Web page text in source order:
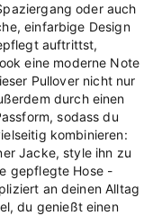
oder auch
einfarbige Design
auftrittst,
eine moderne Note
Pullover nicht nur
durch einen
sodass du
kombinieren:
Jacke, style ihn zu
gepflegte Hose -
an deinen Alltag
du genießt einen